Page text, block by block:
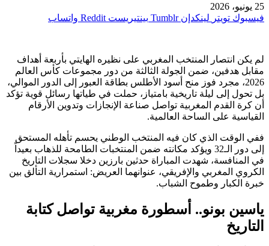
25 يونيو، 2026
فيسبوك تويتر لينكدإن بينتيريست واتساب
لم يكن انتصار المنتخب المغربي على نظيره الهايتي بأربعة أهداف
مقابل هدفين، ضمن الجولة الثالثة من دور مجموعات كأس العالم
2026، مجرد فوز منح أسود الأطلس بطاقة العبور إلى الدور الموالي،
بل تحول إلى ليلة تاريخية بامتياز، حملت في طياتها رسائل قوية تؤكد
أن كرة القدم المغربية تواصل صناعة الإنجازات وتدوين الأرقام
القياسية على الساحة العالمية.
ففي الوقت الذي كان فيه المنتخب الوطني يحسم تأهله المستحق
إلى دور الـ32 ويؤكد مكانته ضمن المنتخبات الطامحة للذهاب بعيداً
في المنافسة، شهدت المباراة حدثين بارزين دخلا سجلات التاريخ
الكروي المغربي والإفريقي، عنوانهما العريض: استمرارية التألق بين
خبرة الكبار وطموح الشباب.
ياسين بونو.. أسطورة مغربية تواصل كتابة
التاريخ